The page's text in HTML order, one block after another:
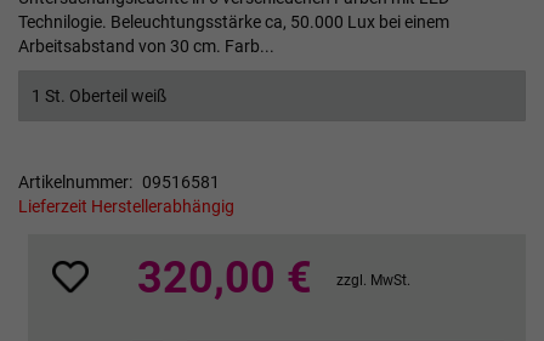
Technilogie. Beleuchtungsstärke ca, 50.000 Lux bei einem
Arbeitsabstand von 30 cm. Farb...
1 St. Oberteil weiß
Artikelnummer
09516581
Lieferzeit Herstellerabhängig
320,00 € zzgl. MwSt.